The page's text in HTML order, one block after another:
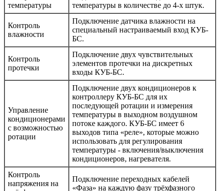
температуры
температуры в количестве до 4-х штук.
Контроль
влажности
Подключение датчика влажности на
специальный настраиваемый вход КУБ-
БС.
Контроль
протечки
Подключение двух чувствительных
элементов протечки на дискретных
входы КУБ-БС.
Управление
кондиционерами
с возможностью
ротации
Подключение двух кондиционеров к
контроллеру КУБ-БС для их
последующей ротации и измерения
температуры в выходном воздушном
потоке каждого. КУБ-БС имеет 6
выходов типа «реле», которые можно
использовать для регулирования
температуры - включения/выключения
кондиционеров, нагревателя.
Контроль
напряжения на
Подключение переходных кабелей
«Фаза» на каждую фазу трёхфазного